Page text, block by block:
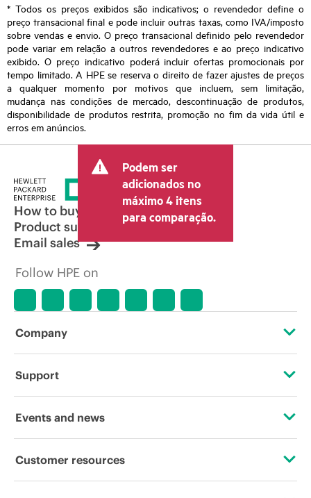
* Todos os preços exibidos são indicativos; o revendedor define o
preço transacional final e pode incluir outras taxas, como IVA/imposto
sobre vendas e envio. O preço transacional definido pelo revendedor
pode variar em relação a outros revendedores e ao preço indicativo
exibido. O preço indicativo poderá incluir ofertas promocionais por
tempo limitado. A HPE se reserva o direito de fazer ajustes de preços
a qualquer momento por motivos que incluem, sem limitação,
mudança nas condições de mercado, descontinuação de produtos,
disponibilidade de produtos restrita, promoção no fim da vida útil e
erros em anúncios.
Podem ser
adicionados no
máximo 4 itens
para comparação.
How to buy
Product support
Email sales
Follow HPE on
Company
About HPE
Corporate responsibility
Support
Operational support services
Events and news
Events
Customer resources